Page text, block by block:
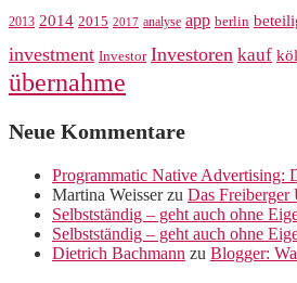
2013 2014 2015 2017 analyse app berlin
investment Investor Investoren kauf
übernahme
Neue Kommentare
Programmatic Native Advertising:
Martina Weisserzu Das Freiberger
Selbstständig – geht auch ohne
Selbstständig – geht auch ohne
Dietrich Bachmann zu Blogger: